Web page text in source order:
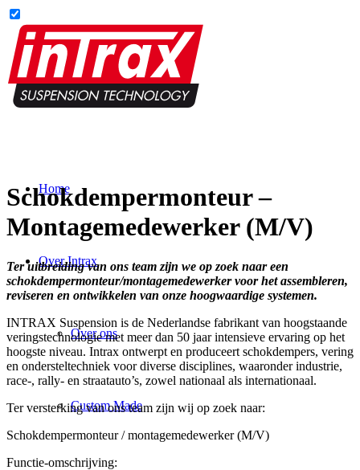
Home
Over Intrax
Over ons
Custom Made
Schokdempermonteur –
Montagemedewerker (M/V)
Ter uitbreiding van ons team zijn we op zoek naar een
schokdempermonteur/montagemedewerker voor het assembleren,
reviseren en ontwikkelen van onze hoogwaardige systemen.
INTRAX Suspension is de Nederlandse fabrikant van hoogstaande
veringstechnologie met meer dan 50 jaar intensieve ervaring op het
hoogste niveau. Intrax ontwerpt en produceert schokdempers, vering
en ondersteltechniek voor diverse disciplines, waaronder industrie,
race-, rally- en straatauto’s, zowel nationaal als internationaal.
Ter versterking van ons team zijn wij op zoek naar:
Schokdempermonteur / montagemedewerker (M/V)
Functie-omschrijving: